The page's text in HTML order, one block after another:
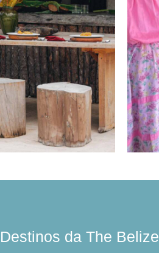
Destinos da The Belize